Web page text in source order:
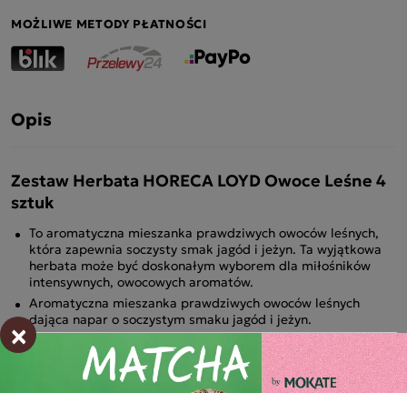
MOŻLIWE METODY PŁATNOŚCI
Opis
Zestaw Herbata HORECA LOYD Owoce Leśne 4
sztuk
To aromatyczna mieszanka prawdziwych owoców leśnych,
która zapewnia soczysty smak jagód i jeżyn. Ta wyjątkowa
herbata może być doskonałym wyborem dla miłośników
intensywnych, owocowych aromatów.
Aromatyczna mieszanka prawdziwych owoców leśnych
dająca napar o soczystym smaku jagód i jeżyn.
×